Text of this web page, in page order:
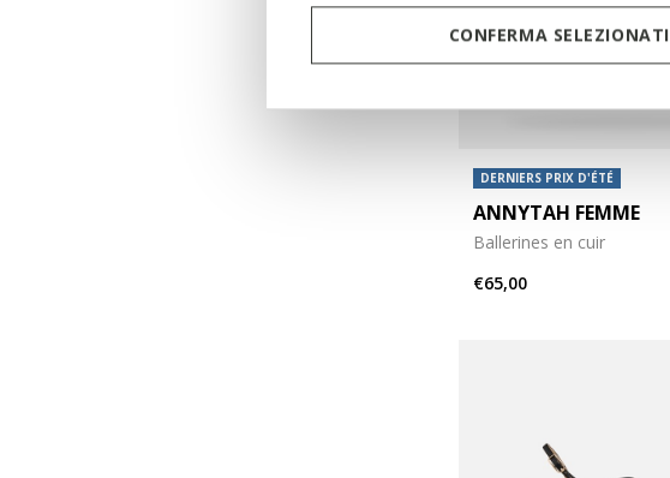
CONFERMA SELEZIONATI
DERNIERS PRIX D'ÉTÉ
ANNYTAH FEMME
Ballerines en cuir
€65,00